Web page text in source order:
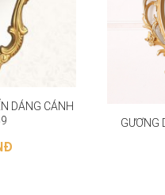
DÁNG CÁNH
GƯƠNG